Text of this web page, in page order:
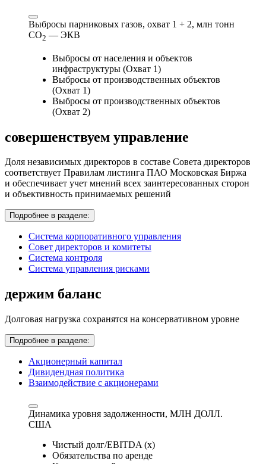
Выбросы парниковых газов, охват 1 + 2, млн тонн
СО2 — ЭКВ
Выбросы от населения и объектов
инфраструктуры (Охват 1)
Выбросы от производственных объектов
(Охват 1)
Выбросы от производственных объектов
(Охват 2)
совершенствуем управление
Доля независимых директоров в составе Совета директоров
соответствует Правилам листинга ПАО Московская Биржа
и обеспечивает учет мнений всех заинтересованных сторон
и объективность принимаемых решений
Подробнее в разделе:
Система корпоративного управления
Совет директоров и комитеты
Система контроля
Система управления рисками
держим баланс
Долговая нагрузка сохранятся на консервативном уровне
Подробнее в разделе:
Акционерный капитал
Дивидендная политика
Взаимодействие с акционерами
Динамика уровня задолженности, МЛН ДОЛЛ.
США
Чистый долг/EBITDA (x)
Обязательства по аренде